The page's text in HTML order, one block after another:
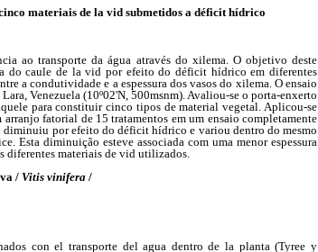
materiais de la vid submetidos a déficit hídrico
ao transporte da água através do xilema. O objetivo deste
do caule de la vid por efeito do déficit hídrico em diferentes
a condutividade e a espessura dos vasos do xilema. O ensaio
Venezuela (10º02'N, 500msnm). Avaliou-se o porta-enxerto
para constituir cinco tipos de material vegetal. Aplicou-se
fatorial de 15 tratamentos em um ensaio completamente
por efeito do déficit hídrico e variou dentro do mesmo
Esta diminuição esteve associada com uma menor espessura
diferentes materiais de vid utilizados.
/ Vitis vinifera /
con el transporte del agua dentro de la planta (Tyree y